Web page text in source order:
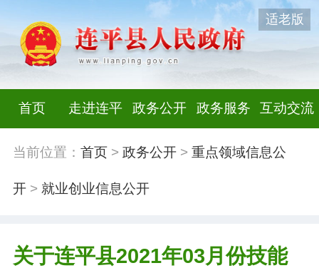
适老版
首页 走进连平 政务公开 政务服务 互动交流
当前位置： 首页> 政务公开> 重点领域信息公
开> 就业创业信息公开
关于连平县2021年03月份技能